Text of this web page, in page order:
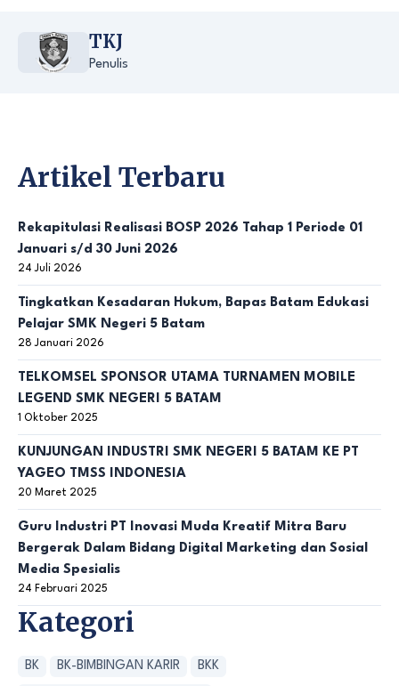
TKJ
Penulis
Artikel Terbaru
Rekapitulasi Realisasi BOSP 2026 Tahap 1 Periode 01
Januari s/d 30 Juni 2026
24 Juli 2026
Tingkatkan Kesadaran Hukum, Bapas Batam Edukasi
Pelajar SMK Negeri 5 Batam
28 Januari 2026
TELKOMSEL SPONSOR UTAMA TURNAMEN MOBILE
LEGEND SMK NEGERI 5 BATAM
1 Oktober 2025
KUNJUNGAN INDUSTRI SMK NEGERI 5 BATAM KE PT
YAGEO TMSS INDONESIA
20 Maret 2025
Guru Industri PT Inovasi Muda Kreatif Mitra Baru
Bergerak Dalam Bidang Digital Marketing dan Sosial
Media Spesialis
24 Februari 2025
Kategori
BK BK-BIMBINGAN KARIR BKK